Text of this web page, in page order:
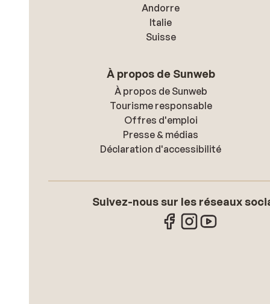
Andorre
Italie
Suisse
À propos de Sunweb
À propos de Sunweb
Tourisme responsable
Offres d'emploi
Presse & médias
Déclaration d'accessibilité
Suivez-nous sur les réseaux